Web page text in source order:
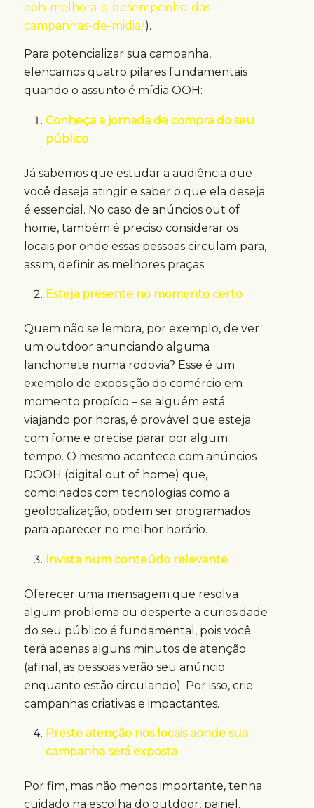
ooh-melhora-o-desempenho-das-
campanhas-de-midia/).
Para potencializar sua campanha,
elencamos quatro pilares fundamentais
quando o assunto é mídia OOH:
Conheça a jornada de compra do seu
público
Já sabemos que estudar a audiência que
você deseja atingir e saber o que ela deseja
é essencial. No caso de anúncios out of
home, também é preciso considerar os
locais por onde essas pessoas circulam para,
assim, definir as melhores praças.
Esteja presente no momento certo
Quem não se lembra, por exemplo, de ver
um outdoor anunciando alguma
lanchonete numa rodovia? Esse é um
exemplo de exposição do comércio em
momento propício – se alguém está
viajando por horas, é provável que esteja
com fome e precise parar por algum
tempo. O mesmo acontece com anúncios
DOOH (digital out of home) que,
combinados com tecnologias como a
geolocalização, podem ser programados
para aparecer no melhor horário.
Invista num conteúdo relevante
Oferecer uma mensagem que resolva
algum problema ou desperte a curiosidade
do seu público é fundamental, pois você
terá apenas alguns minutos de atenção
(afinal, as pessoas verão seu anúncio
enquanto estão circulando). Por isso, crie
campanhas criativas e impactantes.
Preste atenção nos locais aonde sua
campanha será exposta
Por fim, mas não menos importante, tenha
cuidado na escolha do outdoor, painel,